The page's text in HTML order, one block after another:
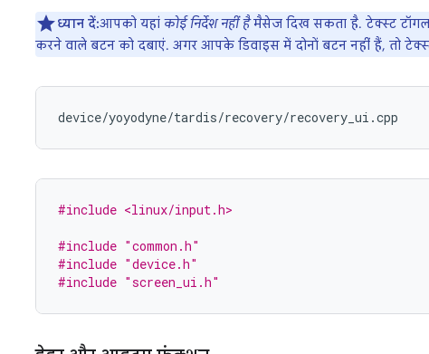
ध्यान दें:आपको यहां कोई निर्देश नहीं हैमैसेज दिख सकता है. टेक्स्ट
करने वाले बटन को दबाएं. अगर आपके डिवाइस में दोनों बटन नहीं हैं, तो
#include <linux/input.h>
#include "common.h"
#include "device.h"
#include "screen_ui.h"